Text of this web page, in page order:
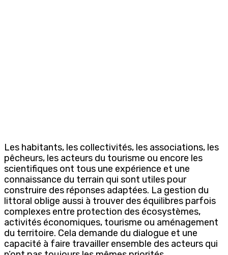
Les habitants, les collectivités, les associations, les
pêcheurs, les acteurs du tourisme ou encore les
scientifiques ont tous une expérience et une
connaissance du terrain qui sont utiles pour
construire des réponses adaptées. La gestion du
littoral oblige aussi à trouver des équilibres parfois
complexes entre protection des écosystèmes,
activités économiques, tourisme ou aménagement
du territoire. Cela demande du dialogue et une
capacité à faire travailler ensemble des acteurs qui